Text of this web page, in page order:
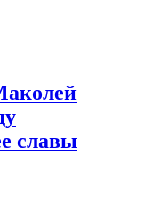
славы